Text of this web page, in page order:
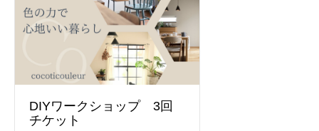
DIYワークショップ 3回
チケット